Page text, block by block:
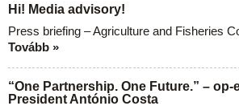
Hi! Media advisory!
Press briefing – Agriculture and Fisheries
Tovább »
“One Partnership. One Future.” – op-
President António Costa